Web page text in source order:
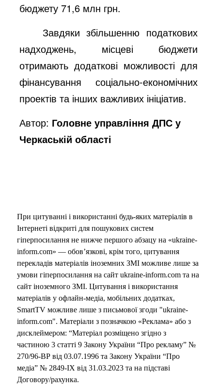
бюджету 71,6 млн грн.
Завдяки збільшенню податкових
надходжень, місцеві бюджети
отримають додаткові можливості для
фінансування соціально-економічних
проектів та інших важливих ініціатив.
Автор: Головне управління ДПС у
Черкаській області
При цитуванні і використанні будь-яких матеріалів в
Інтернеті відкриті для пошукових систем
гіперпосилання не нижче першого абзацу на «ukraine-
inform.com» — обов’язкові, крім того, цитування
перекладів матеріалів іноземних ЗМІ можливе лише за
умови гіперпосилання на сайт ukraine-inform.com та на
сайт іноземного ЗМІ. Цитування і використання
матеріалів у офлайн-медіа, мобільних додатках,
SmartTV можливе лише з письмової згоди "ukraine-
inform.com". Матеріали з позначкою «Реклама» або з
дисклеймером: “Матеріал розміщено згідно з
частиною 3 статті 9 Закону України “Про рекламу” №
270/96-ВР від 03.07.1996 та Закону України “Про
медіа” № 2849-IX від 31.03.2023 та на підставі
Договору/рахунка.